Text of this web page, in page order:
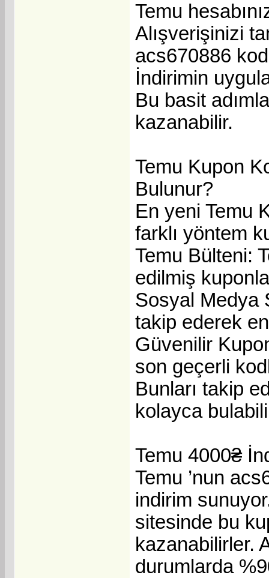
Temu
Alışverişinizi
acs670886
İndirimin
Bu basit
kazanabilir.
Temu Kupon
Bulunur?
En yeni Temu
farklı yöntem
Temu Bülteni:
edilmiş
Sosyal Medya
takip ederek
Güvenilir
son geçerli
Bunları takip
kolayca
Temu 4000₴
Temu ’nun
indirim
sitesinde bu
kazanabilirler.
durumlarda